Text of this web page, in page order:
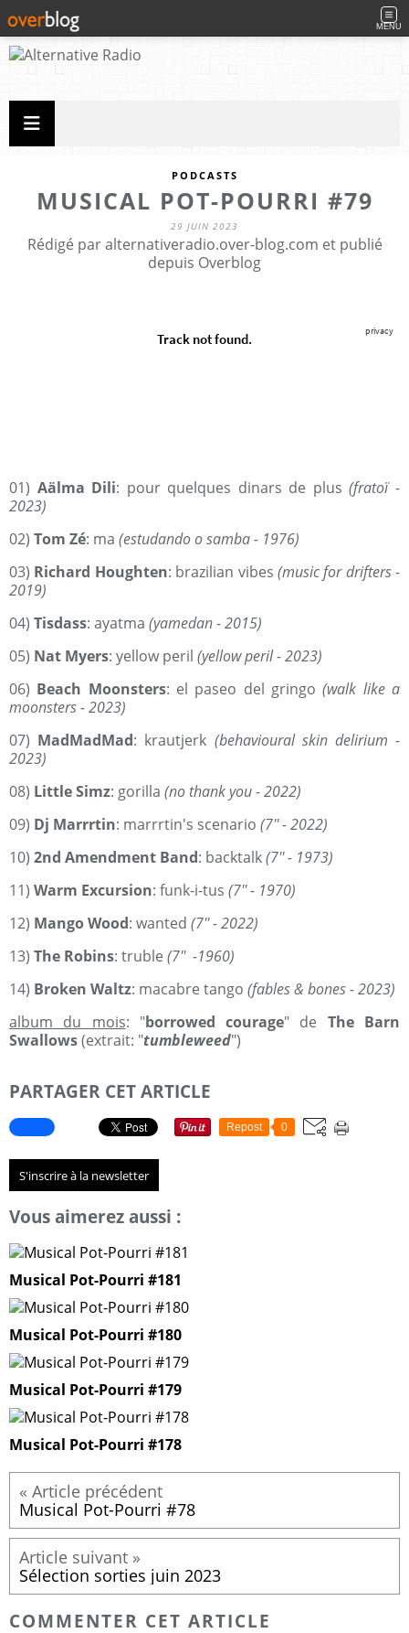
MENU
PODCASTS
MUSICAL POT-POURRI #79
29 JUIN 2023
Rédigé par alternativeradio.over-blog.com et publié
depuis Overblog
01) Aälma Dili: pour quelques dinars de plus(fratoï -
2023)
02) Tom Zé: ma (estudando o samba - 1976)
03) Richard Houghten: brazilian vibes (music for drifters -
2019)
04) Tisdass: ayatma (yamedan - 2015)
05) Nat Myers: yellow peril (yellow peril - 2023)
06) Beach Moonsters: el paseo del gringo (walk like a
moonsters - 2023)
07) MadMadMad: krautjerk (behavioural skin delirium -
2023)
08) Little Simz: gorilla (no thank you - 2022)
09) Dj Marrrtin: marrrtin's scenario (7'' - 2022)
10) 2nd Amendment Band: backtalk(7'' - 1973)
11) Warm Excursion: funk-i-tus (7'' - 1970)
12) Mango Wood: wanted (7'' - 2022)
13) The Robins: truble (7'' -1960)
14) Broken Waltz: macabre tango (fables & bones - 2023)
album du mois: "borrowed courage" de The Barn
Swallows(extrait: "tumbleweed")
PARTAGER CET ARTICLE
Repost 0
S'inscrire à la newsletter
Vous aimerez aussi :
Musical Pot-Pourri #181
Musical Pot-Pourri #180
Musical Pot-Pourri #179
Musical Pot-Pourri #178
Musical Pot-Pourri #78
Sélection sorties juin 2023
COMMENTER CET ARTICLE